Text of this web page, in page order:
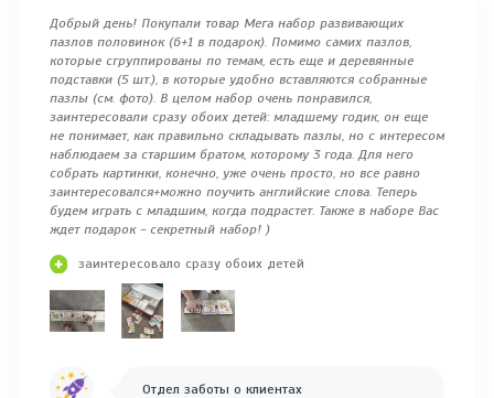
Добрый день! Покупали товар Мега набор развивающих
пазлов половинок (6+1 в подарок). Помимо самих пазлов,
которые сгруппированы по темам, есть еще и деревянные
подставки (5 шт.), в которые удобно вставляются собранные
пазлы (см. фото). В целом набор очень понравился,
заинтересовали сразу обоих детей: младшему годик, он еще
не понимает, как правильно складывать пазлы, но с интересом
наблюдаем за старшим братом, которому 3 года. Для него
собрать картинки, конечно, уже очень просто, но все равно
заинтересовался+можно поучить английские слова. Теперь
будем играть с младшим, когда подрастет. Также в наборе Вас
ждет подарок - секретный набор! )
заинтересовало сразу обоих детей
Отдел заботы о клиентах